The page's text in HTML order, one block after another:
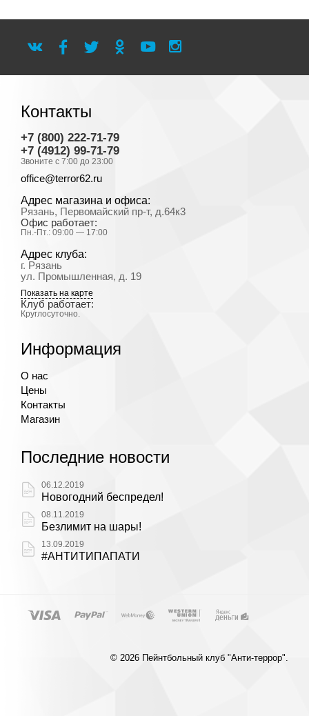
Контакты
+7 (800) 222-71-79
+7 (4912) 99-71-79
Звоните с 7:00 до 23:00
office@terror62.ru
Адрес магазина и офиса:
Рязань, Первомайский пр-т, д.64к3
Офис работает:
Пн.-Пт.: 09:00 — 17:00
Адрес клуба:
г. Рязань
ул. Промышленная, д. 19
Показать на карте
Клуб работает:
Круглосуточно.
Информация
О нас
Цены
Контакты
Магазин
Последние новости
06.12.2019
Новогодний беспредел!
08.11.2019
Безлимит на шары!
13.09.2019
#АНТИТИПАПАТИ
© 2026 Пейнтбольный клуб "Анти-террор".